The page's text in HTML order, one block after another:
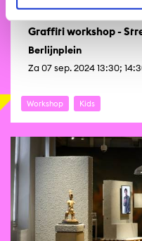
Graffiti workshop -
Berlijnplein
Za 07 sep. 2024 13:30;
Workshop Kids